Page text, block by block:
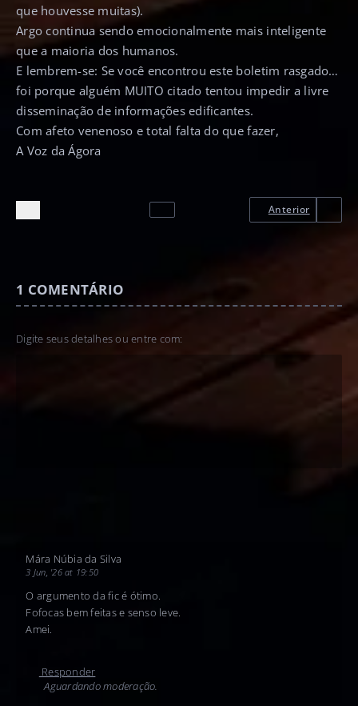
que houvesse muitas).
Argo continua sendo emocionalmente mais inteligente
que a maioria dos humanos.
E lembrem-se: Se você encontrou este boletim rasgado…
foi porque alguém MUITO citado tentou impedir a livre
disseminação de informações edificantes.
Com afeto venenoso e total falta do que fazer,
A Voz da Ágora
Anterior
1 COMENTÁRIO
Digite seus detalhes ou entre com:
Mára Núbia da Silva
3 Jun, '26 at 19:50
O argumento da fic é ótimo.
Fofocas bem feitas e senso leve.
Amei.
Responder
Aguardando moderação.